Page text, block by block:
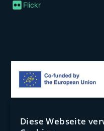
Flickr
Die geäußerten Ansichten
ausschließlich in der
nicht notwendigerweise die
Diese Webseite